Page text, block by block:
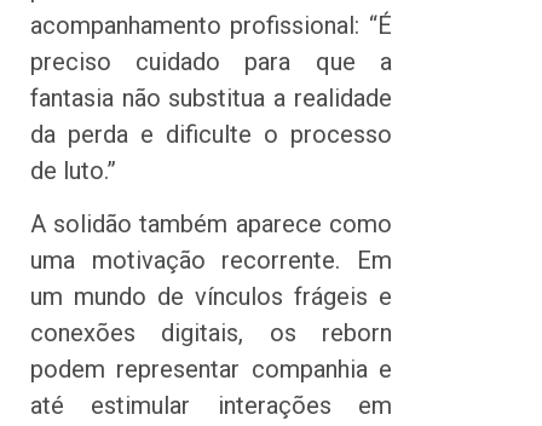
acompanhamento profissional: “É
preciso cuidado para que a
fantasia não substitua a realidade
da perda e dificulte o processo
de luto.”
A solidão também aparece como
uma motivação recorrente. Em
um mundo de vínculos frágeis e
conexões digitais, os reborn
podem representar companhia e
até estimular interações em